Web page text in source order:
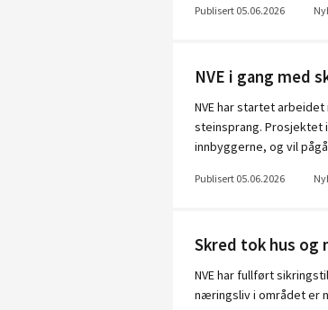
Publisert 05.06.2026
NVE i gang med
NVE har startet
steinsprang. Prosjektet
innbyggerne, og vil
Publisert 05.06.2026
Skred tok hus og
NVE har fullført
næringsliv i området er